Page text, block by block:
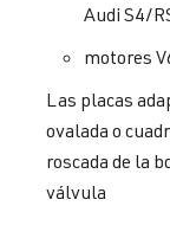
Audi S4/
motores
Las placas
ovalada o
roscada de la
válvula